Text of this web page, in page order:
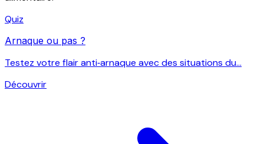
Quiz
Arnaque ou pas ?
Testez votre flair anti‑arnaque avec des situations du...
Découvrir